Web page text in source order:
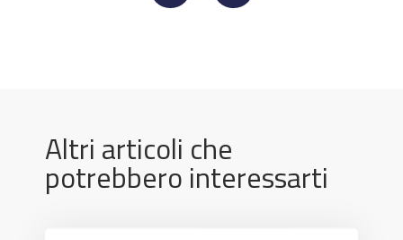
Altri articoli che
potrebbero interessarti